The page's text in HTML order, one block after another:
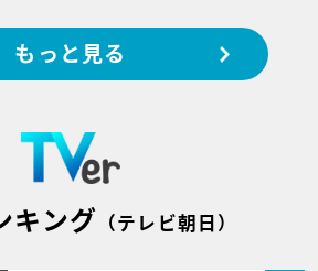
もっと見る
キング （テレビ朝日）